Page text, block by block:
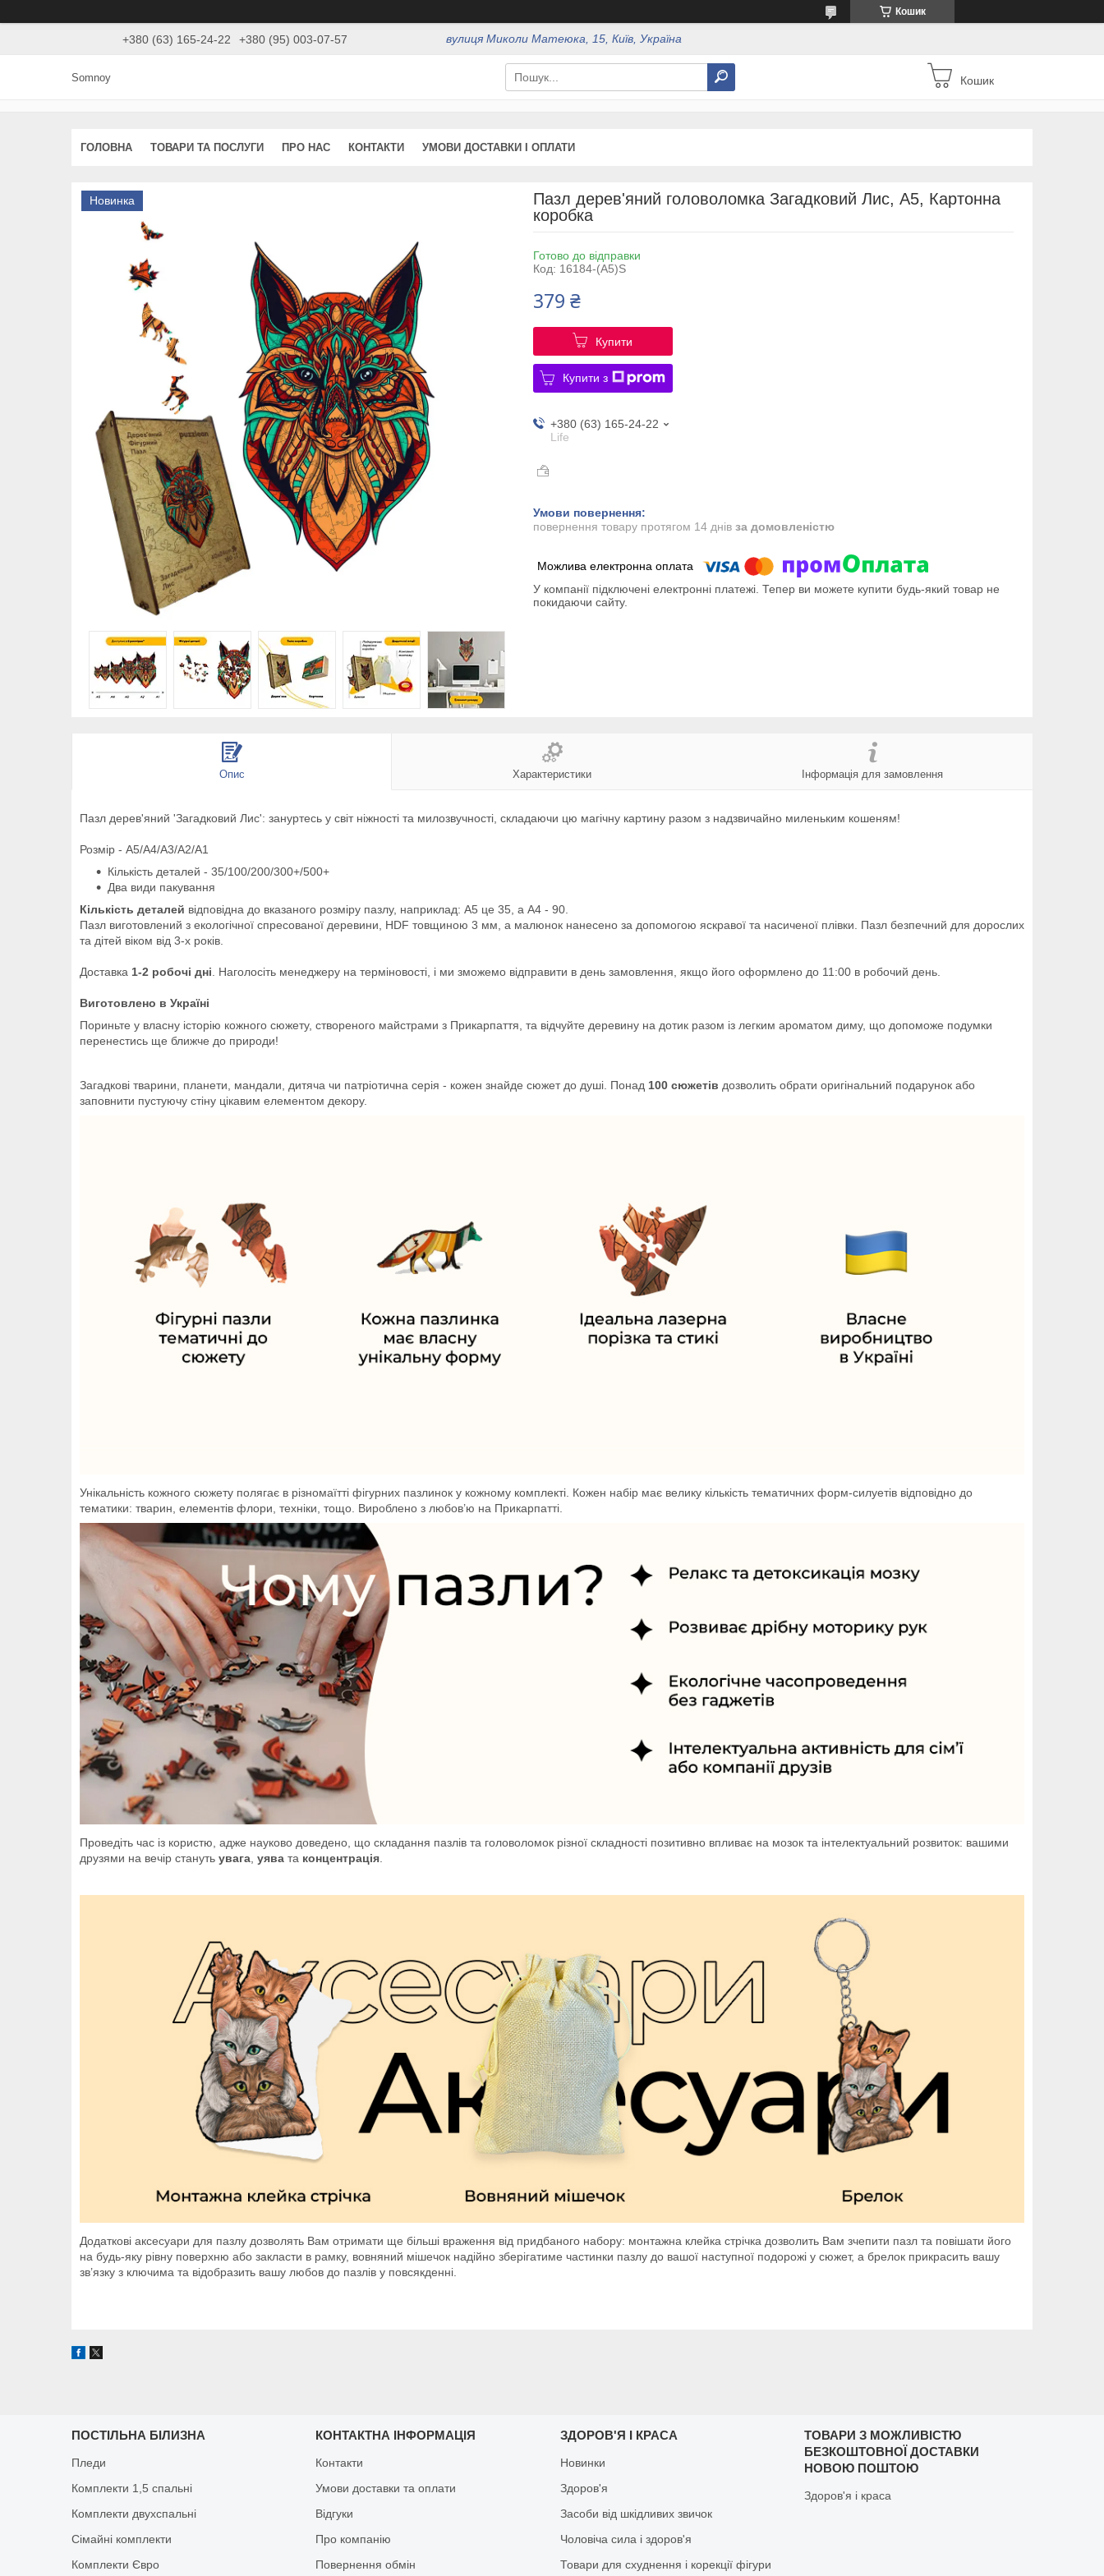
Кошик
+380 (63) 165-24-22 +380 (95) 003-07-57 вулиця Миколи Матеюка, 15, Київ, Україна
Somnoy Кошик
ГОЛОВНА ТОВАРИ ТА ПОСЛУГИ ПРО НАС КОНТАКТИ УМОВИ ДОСТАВКИ І ОПЛАТИ
Новинка
Пазл дерев'яний головоломка Загадковий Лис, А5, Картонна
коробка
Готово до відправки
Код: 16184-(A5)S
379 ₴
Купити
Купити з
+380 (63) 165-24-22
Life
повернення товару протягом 14 днів за домовленістю
У компанії підключені електронні платежі. Тепер ви можете купити будь-який товар не
покидаючи сайту.
Опис Характеристики Інформація для замовлення
Пазл дерев'яний 'Загадковий Лис': зануртесь у світ ніжності та милозвучності, складаючи цю магічну картину разом з надзвичайно миленьким кошеням!
Розмір - A5/A4/A3/A2/A1
Кількість деталей - 35/100/200/300+/500+
Два види пакування
Кількість деталей відповідна до вказаного розміру пазлу, наприклад: А5 це 35, а А4 - 90.
Пазл виготовлений з екологічної спресованої деревини, HDF товщиною 3 мм, а малюнок нанесено за допомогою яскравої та насиченої плівки. Пазл безпечний для дорослих
та дітей віком від 3-х років.
Доставка 1-2 робочі дні . Наголосіть менеджеру на терміновості, і ми зможемо відправити в день замовлення, якщо його оформлено до 11:00 в робочий день.
Виготовлено в Україні
Пориньте у власну історію кожного сюжету, створеного майстрами з Прикарпаття, та відчуйте деревину на дотик разом із легким ароматом диму, що допоможе подумки
перенестись ще ближче до природи!
Загадкові тварини, планети, мандали, дитяча чи патріотична серія - кожен знайде сюжет до душі. Понад 100 сюжетів дозволить обрати оригінальний подарунок або
заповнити пустуючу стіну цікавим елементом декору.
Унікальність кожного сюжету полягає в різномаїтті фігурних пазлинок у кожному комплекті. Кожен набір має велику кількість тематичних форм-силуетів відповідно до
тематики: тварин, елементів флори, техніки, тощо. Вироблено з любов’ю на Прикарпатті.
Проведіть час із користю, адже науково доведено, що складання пазлів та головоломок різної складності позитивно впливає на мозок та інтелектуальний розвиток: вашими
друзями на вечір стануть увага уява та концентрація
Додаткові аксесуари для пазлу дозволять Вам отримати ще більші враження від придбаного набору: монтажна клейка стрічка дозволить Вам зчепити пазл та повішати його
на будь-яку рівну поверхню або закласти в рамку, вовняний мішечок надійно зберігатиме частинки пазлу до вашої наступної подорожі у сюжет, а брелок прикрасить вашу
зв’язку з ключима та відобразить вашу любов до пазлів у повсякденні.
ПОСТІЛЬНА БІЛИЗНА
Пледи
Комплекти 1,5 спальні
Комплекти двухспальні
Сімайні комплекти
Комплекти Євро
КОНТАКТНА ІНФОРМАЦІЯ
Контакти
Умови доставки та оплати
Відгуки
Про компанію
Повернення обмін
ЗДОРОВ'Я І КРАСА
Новинки
Здоров'я
Засоби від шкідливих звичок
Чоловіча сила і здоров'я
Товари для схуднення і корекції фігури
ТОВАРИ З МОЖЛИВІСТЮ
БЕЗКОШТОВНОЇ ДОСТАВКИ
НОВОЮ ПОШТОЮ
Здоров'я і краса